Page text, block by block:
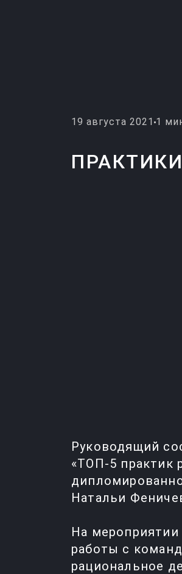
19 августа 2021 1
Руководящий
«ТОП-5 практик
Натальи
На мероприятии
работы с
рациональное